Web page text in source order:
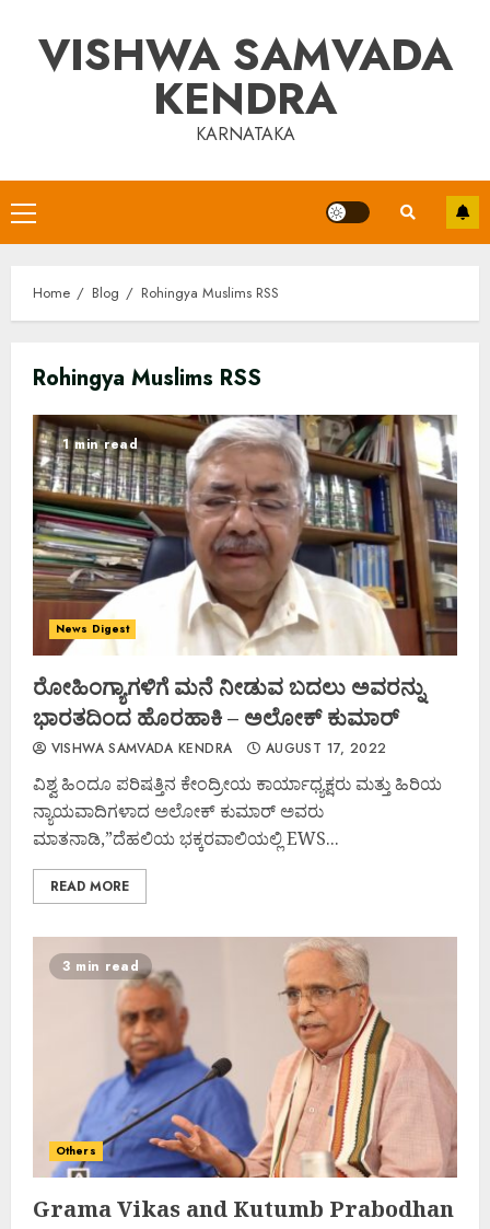
contentVISHWA SAMVADA
KENDRA
KARNATAKA
Primary
Menu
Home Blog Rohingya Muslims RSS
Rohingya Muslims RSS
1 min read
News Digest
ರೋಹಿಂಗ್ಯಾಗಳಿಗೆ ಮನೆ ನೀಡುವ ಬದಲು ಅವರನ್ನು
ಭಾರತದಿಂದ ಹೊರಹಾಕಿ – ಅಲೋಕ್ ಕುಮಾರ್
VISHWA SAMVADA KENDRA AUGUST 17, 2022
ವಿಶ್ವ ಹಿಂದೂ ಪರಿಷತ್ತಿನ ಕೇಂದ್ರೀಯ ಕಾರ್ಯಾಧ್ಯಕ್ಷರು ಮತ್ತು ಹಿರಿಯ
ನ್ಯಾಯವಾದಿಗಳಾದ ಅಲೋಕ್ ಕುಮಾರ್ ಅವರು
ಮಾತನಾಡಿ,”ದೆಹಲಿಯ ಭಕ್ಕರವಾಲಿಯಲ್ಲಿ EWS...
READ MORE
3 min read
Others
Grama Vikas and Kutumb Prabodhan